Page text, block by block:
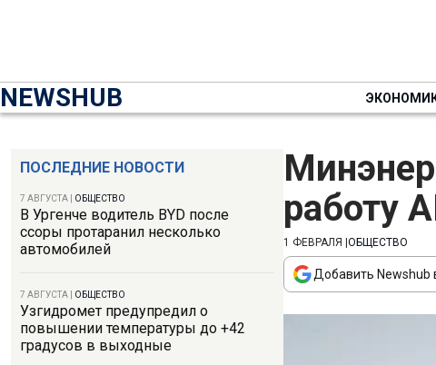
NEWSHUB
ПОСЛЕДНИЕ НОВОСТИ
7 АВГУСТА ОБЩЕСТВО
В Ургенче водитель BYD после
ссоры протаранил несколько
автомобилей
7 АВГУСТА ОБЩЕСТВО
Узгидромет предупредил о
повышении температуры до +42
градусов в выходные
работу
1 ФЕВРАЛЯ ОБЩЕСТВО
Добавить Newshub